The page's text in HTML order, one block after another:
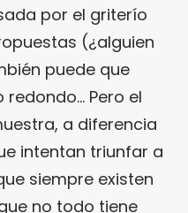
por el griterío
(¿alguien
puede que
redondo… Pero el
a diferencia
intentan triunfar a
siempre existen
no todo tiene